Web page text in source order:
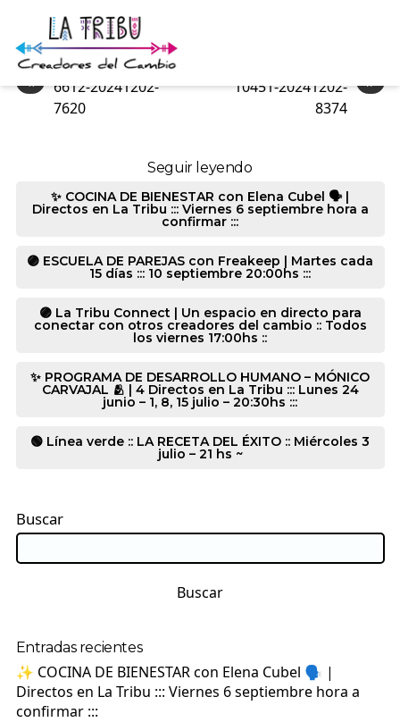
6612-20241202-8159
«
6612-20241202-
7620
»
10451-20241202-
8374
Seguir leyendo
✨ COCINA DE BIENESTAR con Elena Cubel 🗣️ |
Directos en La Tribu ::: Viernes 6 septiembre hora a
confirmar :::
🟣 ESCUELA DE PAREJAS con Freakeep | Martes cada
15 días ::: 10 septiembre 20:00hs :::
🟣 La Tribu Connect | Un espacio en directo para
conectar con otros creadores del cambio :: Todos
los viernes 17:00hs ::
✨ PROGRAMA DE DESARROLLO HUMANO – MÓNICO
CARVAJAL 🫂 | 4 Directos en La Tribu ::: Lunes 24
junio – 1, 8, 15 julio – 20:30hs :::
🟢 Línea verde :: LA RECETA DEL ÉXITO :: Miércoles 3
julio – 21 hs ~
Buscar
Buscar
Entradas recientes
✨ COCINA DE BIENESTAR con Elena Cubel 🗣️ |
Directos en La Tribu ::: Viernes 6 septiembre hora a
confirmar :::